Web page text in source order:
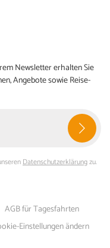
Newsletter erhalten Sie
Angebote sowie Reise-
Datenschutzerklärungzu.
AGB für Tagesfahrten
Einstellungen ändern